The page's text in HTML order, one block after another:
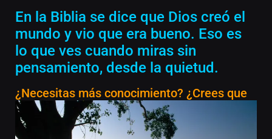
En la Biblia se dice que Dios creó el
mundo y vio que era bueno. Eso es
lo que ves cuando miras sin
pensamiento, desde la quietud.
¿Necesitas más conocimiento? ¿Crees que